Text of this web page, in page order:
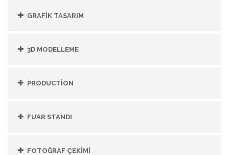
GRAFIK TASARIM
3D MODELLEME
PRODUCTİON
FUAR STANDI
FOTOĞRAF ÇEKİMİ